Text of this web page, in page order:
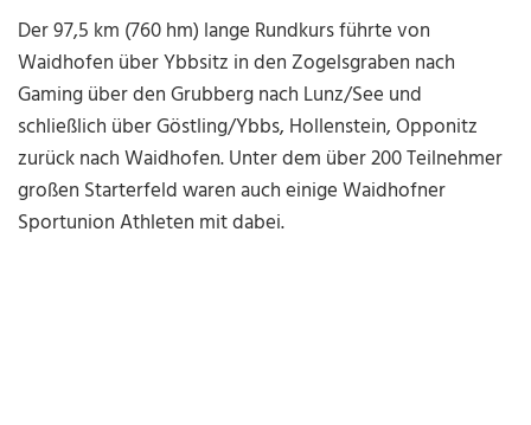
Der 97,5 km (760 hm) lange Rundkurs führte von
Waidhofen über Ybbsitz in den Zogelsgraben nach
Gaming über den Grubberg nach Lunz/See und
schließlich über Göstling/Ybbs, Hollenstein, Opponitz
zurück nach Waidhofen. Unter dem über 200 Teilnehmer
großen Starterfeld waren auch einige Waidhofner
Sportunion Athleten mit dabei.